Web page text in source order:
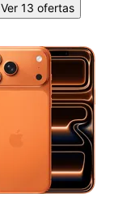
Ver 13 ofertas